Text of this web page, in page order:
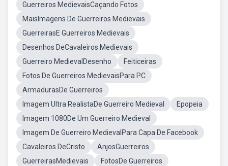
Guerreiros MedievaisCaçando Fotos
MaisImagens De Guerreiros Medievais
GuerreirasE Guerreiros Medievais
Desenhos DeCavaleiros Medievais
Guerreiro MedievalDesenho
Feiticeiras
Fotos De Guerreiros MedievaisPara PC
ArmadurasDe Guerreiros
Imagem Ultra RealistaDe Guerreiro Medieval
Epopeia
Imagem 1080De Um Guerreiro Medieval
Imagem De Guerreiro MedievalPara Capa De Facebook
Cavaleiros DeCristo
AnjosGuerreiros
GuerreirasMedievais
FotosDe Guerreiros